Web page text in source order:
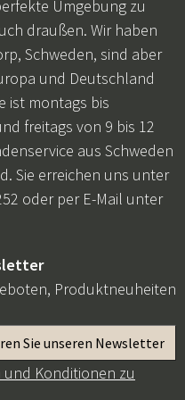
Umgebung zu
draußen. Wir haben
Schweden, sind aber
und Deutschland
ist montags bis
freitags von 9 bis 12
aus Schweden
Sie erreichen uns unter
oder per E-Mail unter
Produktneuheiten
und Konditionen zu